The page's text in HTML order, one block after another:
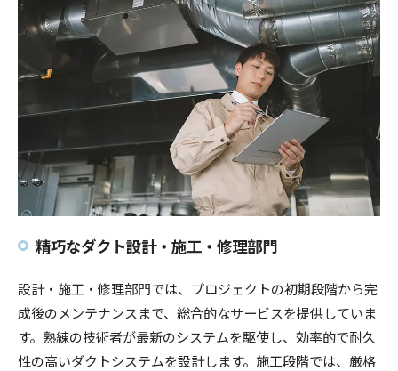
精巧なダクト設計・施工・修理部門
設計・施工・修理部門では、プロジェクトの初期段階から完
成後のメンテナンスまで、総合的なサービスを提供していま
す。熟練の技術者が最新のシステムを駆使し、効率的で耐久
性の高いダクトシステムを設計します。施工段階では、厳格